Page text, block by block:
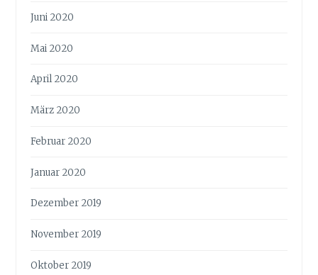
Juni 2020
Mai 2020
April 2020
März 2020
Februar 2020
Januar 2020
Dezember 2019
November 2019
Oktober 2019